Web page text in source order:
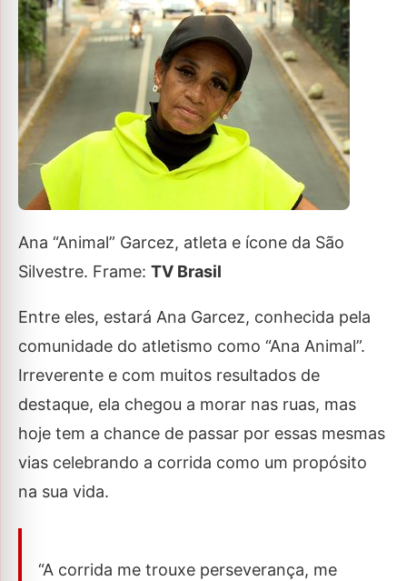
Ana “Animal” Garcez, atleta e ícone da São
Silvestre. Frame: TV Brasil
Entre eles, estará Ana Garcez, conhecida pela
comunidade do atletismo como “Ana Animal”.
Irreverente e com muitos resultados de
destaque, ela chegou a morar nas ruas, mas
hoje tem a chance de passar por essas mesmas
vias celebrando a corrida como um propósito
na sua vida.
“A corrida me trouxe perseverança, me